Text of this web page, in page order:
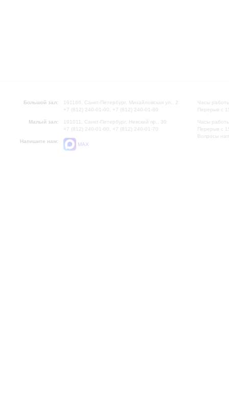
Большой зал:
191186, Санкт-Петербург, Михайловская ул., 2
+7 (812) 240-01-00, +7 (812) 240-01-80
Малый зал:
191011, Санкт-Петербург, Невский пр., 30
+7 (812) 240-01-00, +7 (812) 240-01-70
Напишите нам:
MAX
Часы
Перерыв с
Часы
Перерыв с
Вопросы